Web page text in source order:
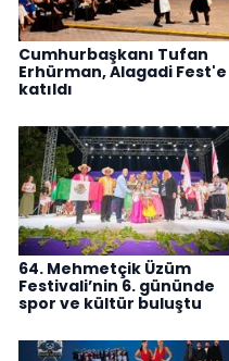
Cumhurbaşkanı Tufan
Erhürman, Alagadi Fest'e
katıldı
64. Mehmetçik Üzüm
Festivali’nin 6. gününde
spor ve kültür buluştu